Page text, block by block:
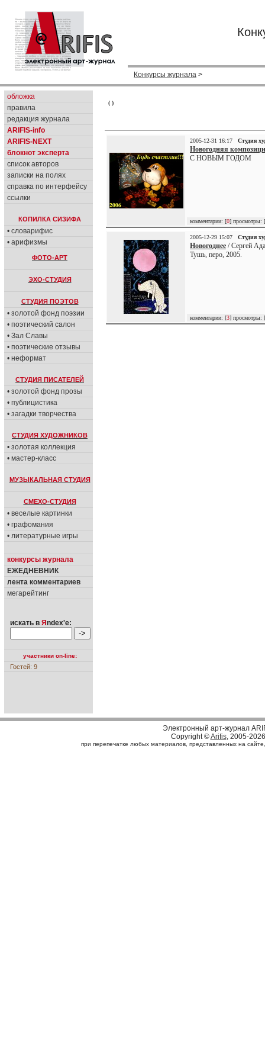
Конкурсы журнала >
обложка
правила
редакция журнала
ARIFIS-info
ARIFIS-NEXT
блокнот эксперта
список авторов
записки на полях
справка по интерфейсу
ссылки
КОПИЛКА СИЗИФА
• словарифис
• арифизмы
ФОТО-АРТ
ЭХО-СТУДИЯ
СТУДИЯ ПОЭТОВ
• золотой фонд поэзии
• поэтический салон
• Зал Славы
• поэтические отзывы
• неформат
СТУДИЯ ПИСАТЕЛЕЙ
• золотой фонд прозы
• публицистика
• загадки творчества
СТУДИЯ ХУДОЖНИКОВ
• золотая коллекция
• мастер-класс
МУЗЫКАЛЬНАЯ СТУДИЯ
СМЕХО-СТУДИЯ
• веселые картинки
• графомания
• литературные игры
конкурсы журнала
ЕЖЕДНЕВНИК
лента комментариев
мегарейтинг
искать в Я ndex'е:
участники on-line:
Гостей: 9
( )
2005-12-31 16:17 Студия
Новогодняя
С НОВЫМ ГОДОМ
комментарии: [0] просмотры: [
2005-12-29 15:07 Студия
Новогоднее / Сергей
Тушь, перо, 2005.
комментарии: [3] просмотры: [
Электронный арт-журнал
Copyright ©Arifis, 2005-2026
при перепечатке любых материалов, представленных на